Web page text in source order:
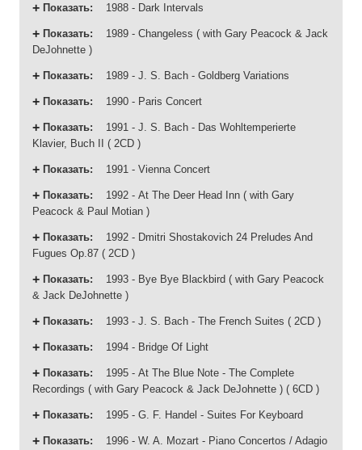
Показать: 1988 - Dark Intervals
Показать:
1989 - Changeless ( with Gary Peacock & Jack
DeJohnette )
Показать: 1989 - J. S. Bach - Goldberg Variations
Показать: 1990 - Paris Concert
Показать:
1991 - J. S. Bach - Das Wohltemperierte
Klavier, Buch II ( 2CD )
Показать: 1991 - Vienna Concert
Показать:
1992 - At The Deer Head Inn ( with Gary
Peacock & Paul Motian )
Показать:
1992 - Dmitri Shostakovich 24 Preludes And
Fugues Op.87 ( 2CD )
Показать:
1993 - Bye Bye Blackbird ( with Gary Peacock
& Jack DeJohnette )
Показать: 1993 - J. S. Bach - The French Suites ( 2CD )
Показать: 1994 - Bridge Of Light
Показать:
1995 - At The Blue Note - The Complete
Recordings ( with Gary Peacock & Jack DeJohnette ) ( 6CD )
Показать: 1995 - G. F. Handel - Suites For Keyboard
Показать:
1996 - W. A. Mozart - Piano Concertos / Adagio